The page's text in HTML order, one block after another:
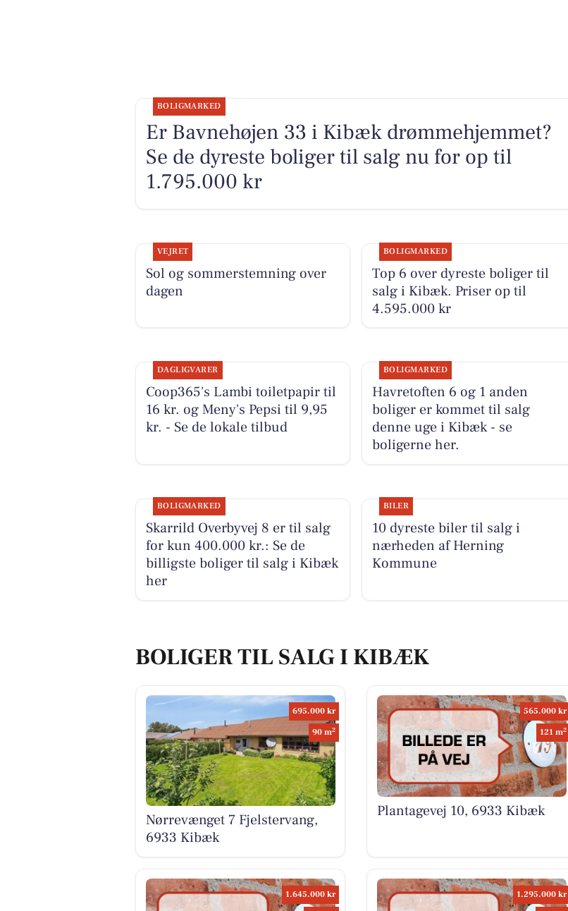
BOLIGMARKED
Er Bavnehøjen 33 i Kibæk drømmehjemmet?
Se de dyreste boliger til salg nu for op til
1.795.000 kr
VEJRET
Sol og sommerstemning over
dagen
BOLIGMARKED
Top 6 over dyreste boliger til
salg i Kibæk. Priser op til
4.595.000 kr
DAGLIGVARER
Coop365's Lambi toiletpapir til
16 kr. og Meny's Pepsi til 9,95
kr. - Se de lokale tilbud
BOLIGMARKED
Havretoften 6 og 1 anden
boliger er kommet til salg
denne uge i Kibæk - se
boligerne her.
BOLIGMARKED
Skarrild Overbyvej 8 er til salg
for kun 400.000 kr.: Se de
billigste boliger til salg i Kibæk
her
BILER
10 dyreste biler til salg i
nærheden af Herning
Kommune
BOLIGER TIL SALG I KIBÆK
695.000 kr
90 m2
Nørrevænget 7 Fjelstervang,
6933 Kibæk
565.000 kr
121 m2
Plantagevej 10, 6933 Kibæk
1.645.000 kr
1.295.000 kr